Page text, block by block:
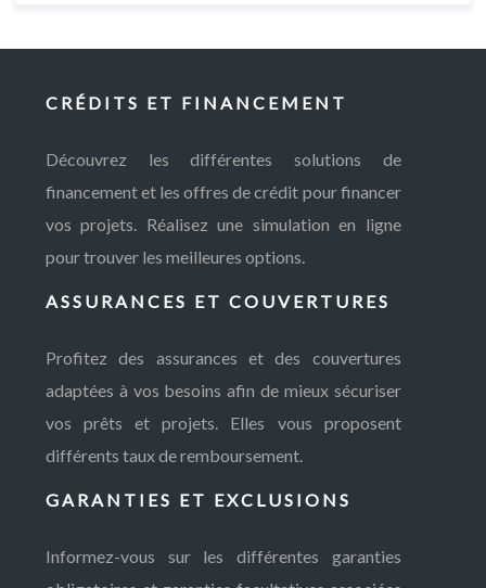
CRÉDITS ET FINANCEMENT
Découvrez les différentes solutions de
financement et les offres de crédit pour financer
vos projets. Réalisez une simulation en ligne
pour trouver les meilleures options.
ASSURANCES ET COUVERTURES
Profitez des assurances et des couvertures
adaptées à vos besoins afin de mieux sécuriser
vos prêts et projets. Elles vous proposent
différents taux de remboursement.
GARANTIES ET EXCLUSIONS
Informez-vous sur les différentes garanties